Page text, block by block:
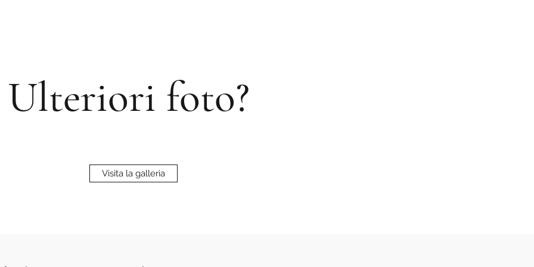
Ulteriori foto?
Visita la galleria